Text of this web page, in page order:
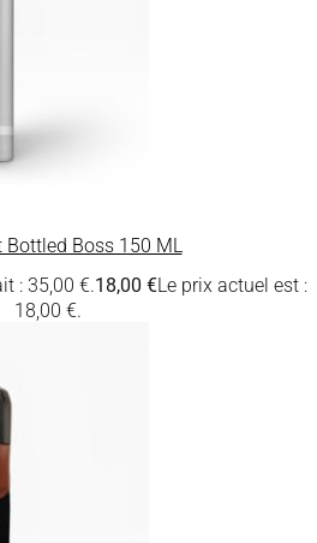
Bottled Boss 150 ML
: 35,00 €.18,00 €Le prix actuel est :
18,00 €.